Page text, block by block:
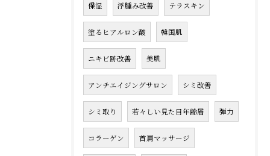
保湿 浮腫み改善 テラスキン
塗るヒアルロン酸 韓国肌
ニキビ跡改善 美肌
アンチエイジングサロン シミ改善
シミ取り 若々しい見た目年齢層 弾力
コラーゲン 首肩マッサージ